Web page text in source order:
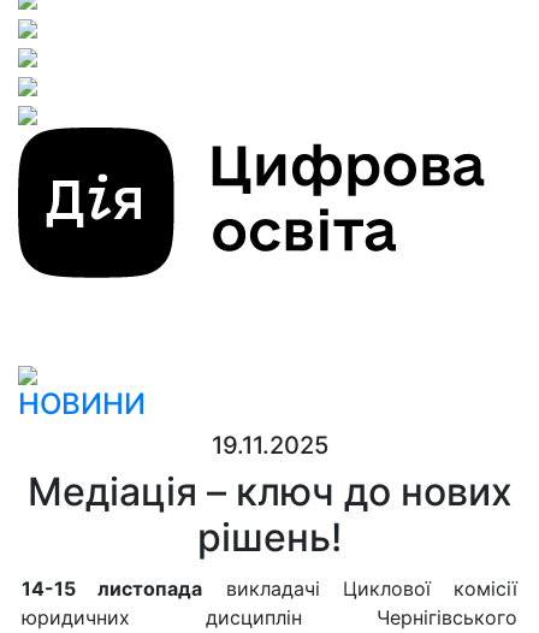
НОВИНИ
19.11.2025
Медіація – ключ до нових
рішень!
14-15 листопада викладачі Циклової комісії
юридичних дисциплін Чернігівського